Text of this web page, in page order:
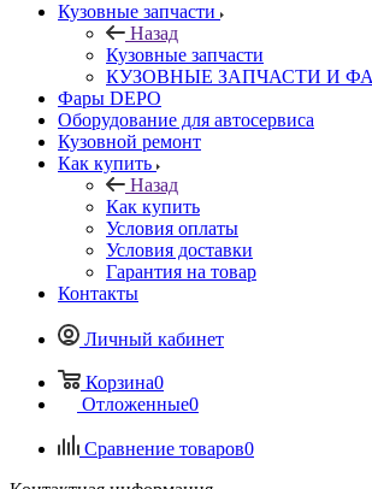
Кузовные запчасти
Назад
Кузовные запчасти
КУЗОВНЫЕ ЗАПЧАСТИ И
Фары DEPO
Оборудование для автосервиса
Кузовной ремонт
Как купить
Назад
Как купить
Условия оплаты
Условия доставки
Гарантия на товар
Контакты
Личный кабинет
Корзина0
Отложенные0
Сравнение товаров0